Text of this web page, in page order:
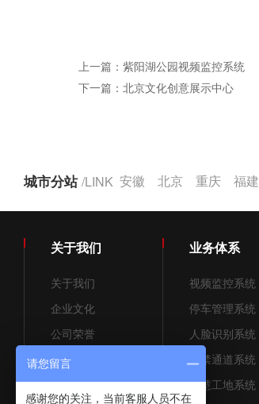
上一篇：紫阳湖公园视频监控系统
下一篇：北京文化创意展示中心
城市分站/LINK 安徽 北京 重庆 福建
关于我们
关于我们
企业文化
公司荣誉
招贤纳士
售后服务
业务体系
视频监控系统
停车管理系统
人脸识别系统
门禁通道系统
智慧工地系统
请您留言
感谢您的关注，当前客服人员不在